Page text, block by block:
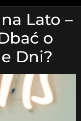
Lato –
o
Dni?